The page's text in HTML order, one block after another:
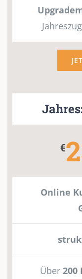
€
Online
Über 200